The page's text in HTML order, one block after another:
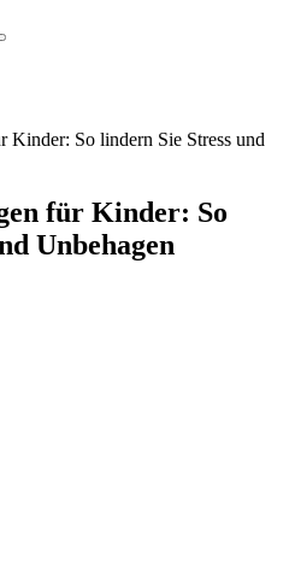
Kinder: So lindern Sie Stress und
für Kinder: So
Unbehagen